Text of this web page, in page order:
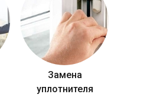
Замена
уплотнителя